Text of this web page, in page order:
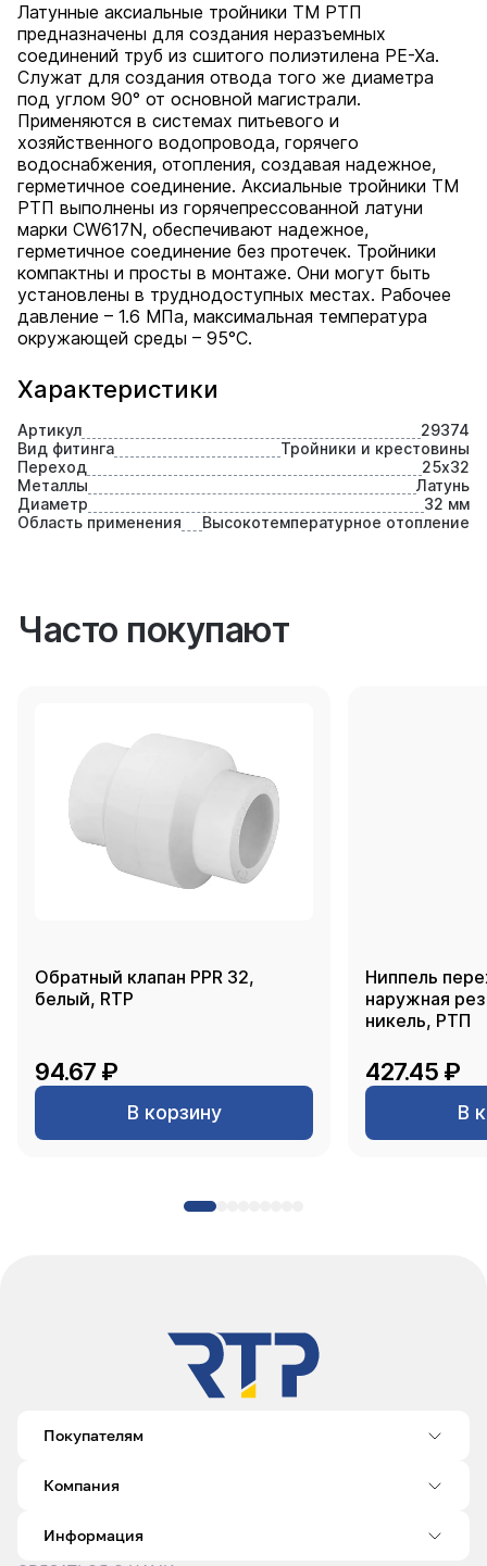
Характеристики
Артикул
29374
Вид фитинга
Тройники и крестовины
Переход
25х32
Металлы
Латунь
Диаметр
32 мм
Область применения
Высокотемпературное отопление
Латунные аксиальные тройники ТМ РТП
предназначены для создания неразъемных
соединений труб из сшитого полиэтилена PE-Xa.
Служат для создания отвода того же диаметра
под углом 90° от основной магистрали.
Применяются в системах питьевого и
хозяйственного водопровода, горячего
водоснабжения, отопления, создавая надежное,
герметичное соединение. Аксиальные тройники ТМ
РТП выполнены из горячепрессованной латуни
марки СW617N, обеспечивают надежное,
герметичное соединение без протечек. Тройники
компактны и просты в монтаже. Они могут быть
установлены в труднодоступных местах. Рабочее
давление – 1.6 МПа, максимальная температура
окружающей среды – 95°С.
Часто покупают
Обратный клапан PPR 32,
белый, RTP
94.67 ₽
В корзину
Ниппель
наружная
никель, РТП
427.45 ₽
В
Покупателям
Компания
Информация